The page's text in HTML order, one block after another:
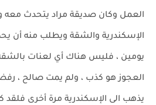
العمل وكان صديقة مراد يتحدث معه
الإسكندرية والشقة ويطلب منه أن
يومين ، فليس هناك أي لعنات
العجوز هو كذب ، ولم يمت صالح ، رفض
يذهب الى الإسكندرية مرة أخرى فلقد